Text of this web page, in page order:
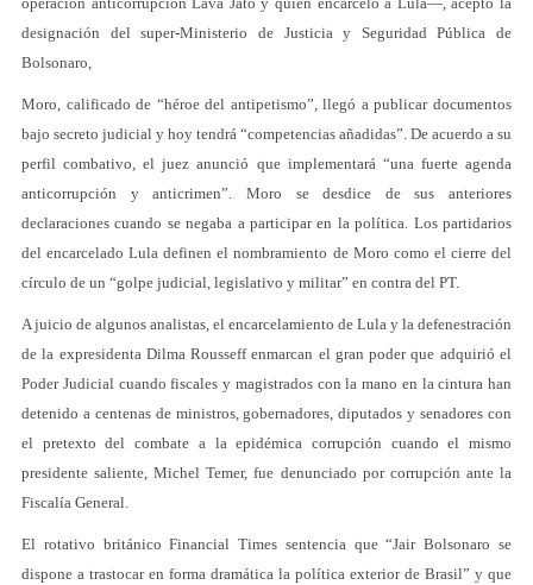
designación del super-Ministerio de Justicia y Seguridad Pública de
Bolsonaro,
Moro, calificado de “héroe del antipetismo”, llegó a publicar documentos
bajo secreto judicial y hoy tendrá “competencias añadidas”. De acuerdo a su
perfil combativo, el juez anunció que implementará “una fuerte agenda
anticorrupción y anticrimen”. Moro se desdice de sus anteriores
declaraciones cuando se negaba a participar en la política. Los partidarios
del encarcelado Lula definen el nombramiento de Moro como el cierre del
círculo de un “golpe judicial, legislativo y militar” en contra del PT.
A juicio de algunos analistas, el encarcelamiento de Lula y la defenestración
de la expresidenta Dilma Rousseff enmarcan el gran poder que adquirió el
Poder Judicial cuando fiscales y magistrados con la mano en la cintura han
detenido a centenas de ministros, gobernadores, diputados y senadores con
el pretexto del combate a la epidémica corrupción cuando el mismo
presidente saliente, Michel Temer, fue denunciado por corrupción ante la
Fiscalía General.
El rotativo británico Financial Times sentencia que “Jair Bolsonaro se
dispone a trastocar en forma dramática la política exterior de Brasil” y que